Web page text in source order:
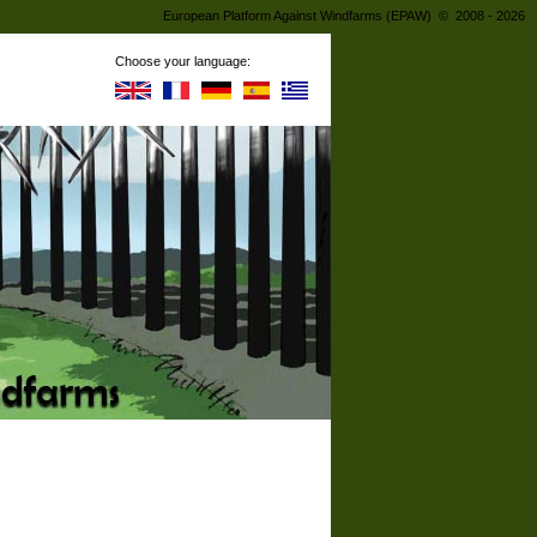
Choose your language:
European Platform Against Windfarms (EPAW) © 2008 - 2026